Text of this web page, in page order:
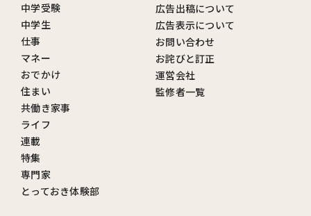
中学受験
中学生
仕事
マネー
おでかけ
住まい
共働き家事
ライフ
連載
特集
専門家
とっておき体験部
広告出稿について
広告表示について
お問い合わせ
お詫びと訂正
運営会社
監修者一覧